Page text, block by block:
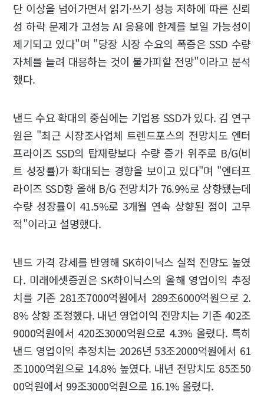
단 이상을 넘어가면서 읽기·쓰기 성능 저하에 따른 신뢰
성 하락 문제가 고성능 AI 응용에 한계를 보일 가능성이
제기되고 있다"며 "당장 시장 수요의 폭증은 SSD 수량
자체를 늘려 대응하는 것이 불가피할 전망"이라고 분석
했다.
낸드 수요 확대의 중심에는 기업용 SSD가 있다. 김 연구
원은 "최근 시장조사업체 트렌드포스의 전망치도 엔터
프라이즈 SSD의 탑재량보다 수량 증가 위주로 B/G(비
트 성장률)가 확대되는 경향을 보이고 있다"며 "엔터프
라이즈 SSD향 올해 B/G 전망치가 76.9%로 상향됐는데
수량 성장률이 41.5%로 3개월 연속 상향된 점이 고무
적"이라고 설명했다.
낸드 가격 강세를 반영해 SK하이닉스 실적 전망도 높였
다. 미래에셋증권은 SK하이닉스의 올해 영업이익 추정
치를 기존 281조7000억원에서 289조6000억원으로 2.
8% 상향 조정했다. 내년 영업이익 전망치는 기존 402조
9000억원에서 420조3000억원으로 4.3% 올렸다. 특히
낸드 영업이익 추정치는 2026년 53조2000억원에서 61
조1000억원으로 14.8% 높였다. 내년 전망치도 85조50
00억원에서 99조3000억원으로 16.1% 올렸다.